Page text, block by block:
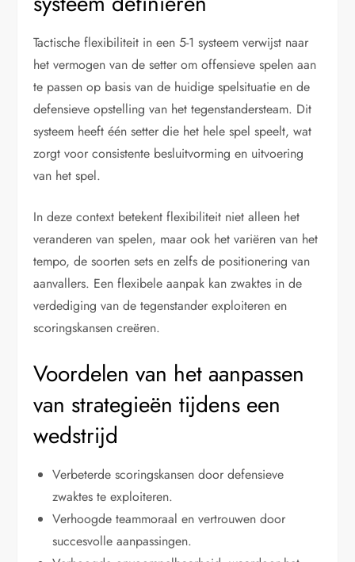
Tactische flexibiliteit in een 5-1 systeem verwijst naar
het vermogen van de setter om offensieve spelen aan
te passen op basis van de huidige spelsituatie en de
defensieve opstelling van het tegenstandersteam. Dit
systeem heeft één setter die het hele spel speelt, wat
zorgt voor consistente besluitvorming en uitvoering
van het spel.
In deze context betekent flexibiliteit niet alleen het
veranderen van spelen, maar ook het variëren van het
tempo, de soorten sets en zelfs de positionering van
aanvallers. Een flexibele aanpak kan zwaktes in de
verdediging van de tegenstander exploiteren en
scoringskansen creëren.
Voordelen van het aanpassen
van strategieën tijdens een
wedstrijd
Verbeterde scoringskansen door defensieve
zwaktes te exploiteren.
Verhoogde teammoraal en vertrouwen door
succesvolle aanpassingen.